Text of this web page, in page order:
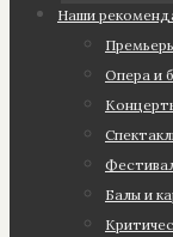
Наши
Опера и
Балы и